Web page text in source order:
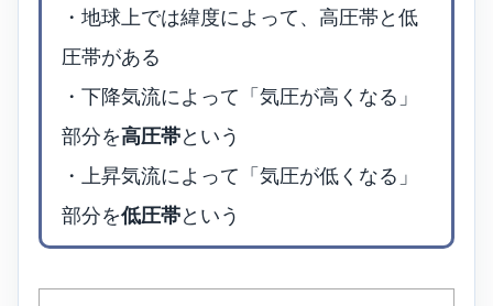
・地球上では緯度によって、高圧帯と低
圧帯がある
・下降気流によって「気圧が高くなる」
部分を高圧帯という
・上昇気流によって「気圧が低くなる」
部分を低圧帯という